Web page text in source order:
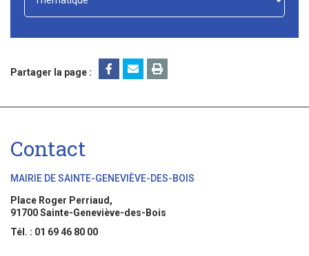
Choisir
Partager la page :
Contact
MAIRIE DE SAINTE-GENEVIÈVE-DES-BOIS
Place Roger Perriaud,
91700 Sainte-Geneviève-des-Bois
Tél. : 01 69 46 80 00